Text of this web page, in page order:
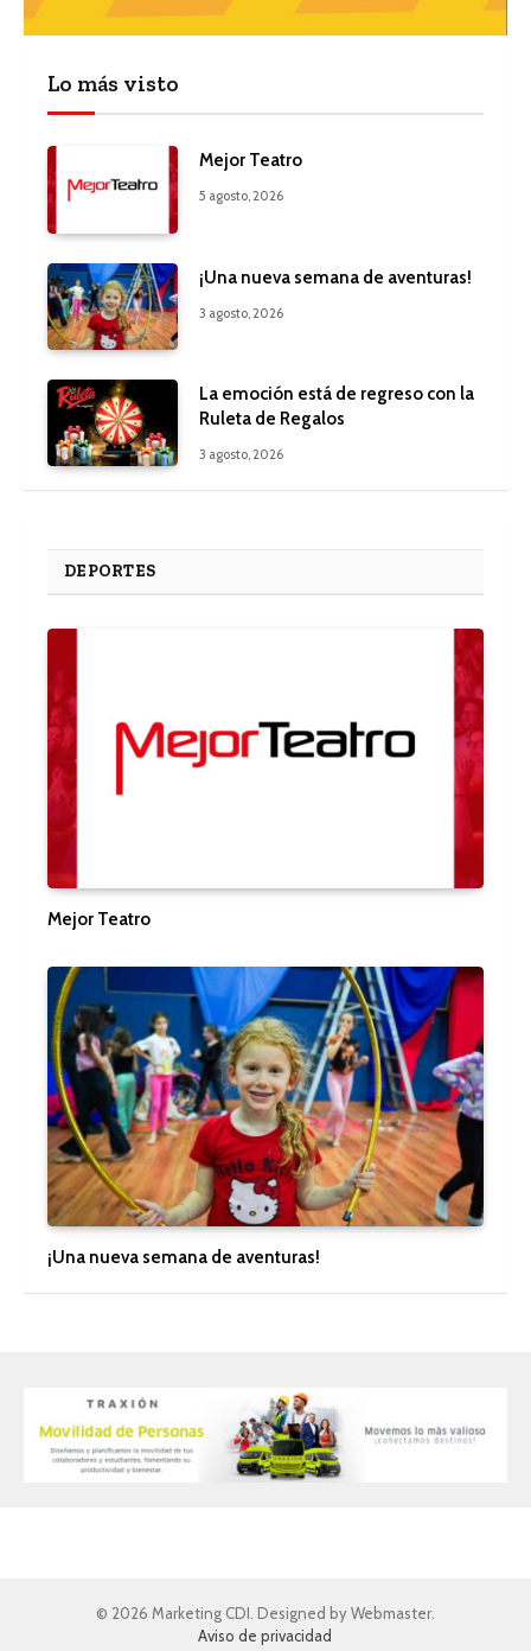
Lo más visto
Mejor Teatro
5 agosto, 2026
¡Una nueva semana de aventuras!
3 agosto, 2026
La emoción está de regreso con la
Ruleta de Regalos
3 agosto, 2026
DEPORTES
Mejor Teatro
¡Una nueva semana de aventuras!
© 2026 Marketing CDI. Designed by Webmaster.
Aviso de privacidad